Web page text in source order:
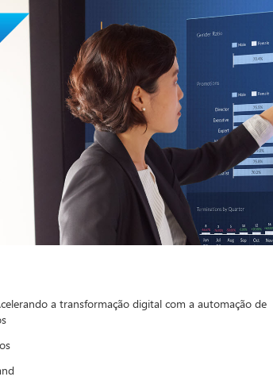
a transformação digital com a automação de